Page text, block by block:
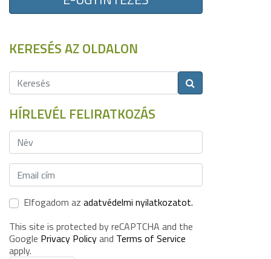
KERESÉS AZ OLDALON
HÍRLEVÉL FELIRATKOZÁS
Elfogadom az adatvédelmi nyilatkozatot.
This site is protected by reCAPTCHA and the
Google Privacy Policyand Terms of Service
apply.